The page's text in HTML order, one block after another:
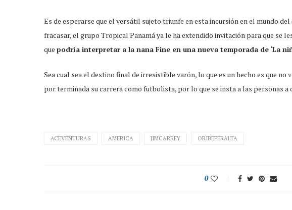
Es de esperarse que el versátil sujeto triunfe en esta incursión en el mundo del
fracasar, el grupo Tropical Panamá ya le ha extendido invitación para que se
que podría interpretar a la nana Fine en una nueva temporada de ‘La
Sea cual sea el destino final de irresistible varón, lo que es un hecho es que
por terminada su carrera como futbolista, por lo que se insta a las personas a
ACEVENTURAS AMERICA JIMCARREY ORIBEPERALTA
0